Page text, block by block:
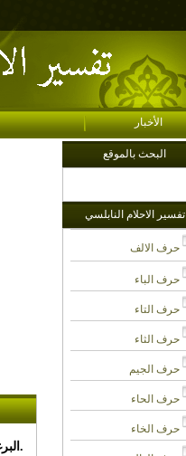
الأخبار
البرغوث هو في المنام رجل طعان ضعيف مسكين، ومن رأى كأن البراغيث تلدغه أصابه غم وتهديد من قبل أوباش الناس. وقيل: من لدغه برغوث نال مالاً. ودم البراغيث يدل على مال من قِبَل حثالة الناس.
البحث بالموقع
تفسير الاحلام النابلسي
حرف الالف
حرف الباء
حرف التاء
حرف الثاء
حرف الجيم
حرف الحاء
حرف الخاء